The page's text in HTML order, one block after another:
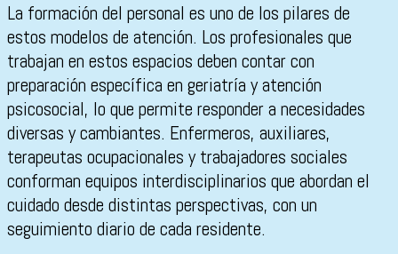
La formación del personal es uno de los pilares de
estos modelos de atención. Los profesionales que
trabajan en estos espacios deben contar con
preparación específica en geriatría y atención
psicosocial, lo que permite responder a necesidades
diversas y cambiantes. Enfermeros, auxiliares,
terapeutas ocupacionales y trabajadores sociales
conforman equipos interdisciplinarios que abordan el
cuidado desde distintas perspectivas, con un
seguimiento diario de cada residente.